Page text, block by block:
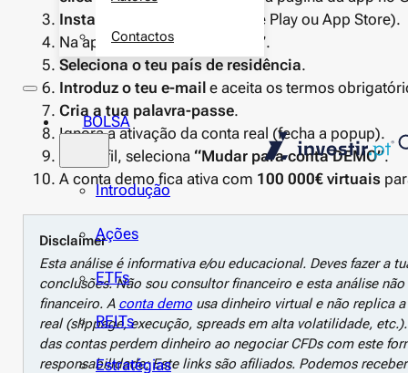
Contactos
BOLSA
Introdução
Ações
ETFs
REITs
Estratégias
Instala a app da XTB
(Google Play ou App Store).
Na app, escolhe“Abrir conta”.
Seleciona o teu país de residência.
Introduz o teu e-mail e aceita os termos
Cria a tua palavra-passe.
Ignora a ativação da conta real (fecha a popup).
No perfil, seleciona “Mudar para conta DEMO”.
A conta demo fica ativa com 100 000€ virtuais
Disclaimer
Esta análise é informativa e/ou educacional. Deves fazer a
conclusões. Não sou consultor financeiro e esta análise
financeiro. A conta demo usa dinheiro virtual e não replica
real (slippage, execução, spreads em alta volatilidade,
das contas perdem dinheiro ao negociar CFDs com este
responsabilidade; Este links são afiliados. Podemos